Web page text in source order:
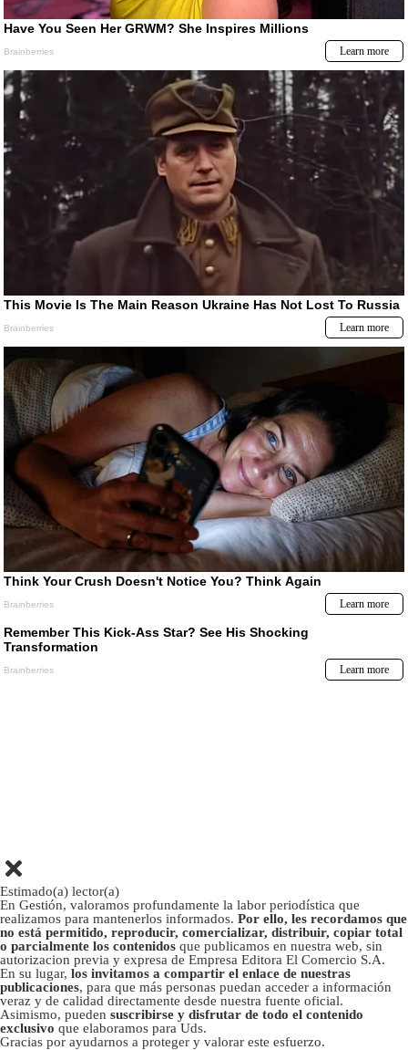
Estimado(a) lector(a)
En Gestión, valoramos profundamente la labor periodística que
realizamos para mantenerlos informados. Por ello, les recordamos que
no está permitido, reproducir, comercializar, distribuir, copiar total
o parcialmente los contenidos que publicamos en nuestra web, sin
autorizacion previa y expresa de Empresa Editora El Comercio S.A.
En su lugar, los invitamos a compartir el enlace de nuestras
publicaciones, para que más personas puedan acceder a información
veraz y de calidad directamente desde nuestra fuente oficial.
Asimismo, pueden suscribirse y disfrutar de todo el contenido
exclusivo que elaboramos para Uds.
Gracias por ayudarnos a proteger y valorar este esfuerzo.